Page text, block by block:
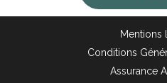
Mentions
Conditions
Assurance